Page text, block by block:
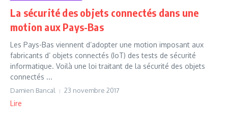
La sécurité des objets connectés dans une
motion aux Pays-Bas
Les Pays-Bas viennent d’adopter une motion imposant aux
fabricants d’ objets connectés (IoT) des tests de sécurité
informatique. Voilà une loi traitant de la sécurité des objets
connectés ...
Damien Bancal 23 novembre 2017
Lire